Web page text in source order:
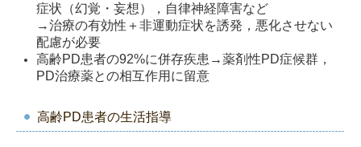
症状（幻覚・妄想），自律神経障害など
→治療の有効性＋非運動症状を誘発，悪化させない
配慮が必要
高齢PD患者の92%に併存疾患→薬剤性PD症候群，
PD治療薬との相互作用に留意
高齢PD患者の生活指導